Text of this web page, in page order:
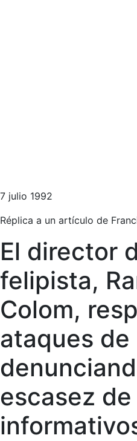
7 julio 1992
Réplica a un artículo de
El director
felipista,
Colom,
ataques de
escasez de